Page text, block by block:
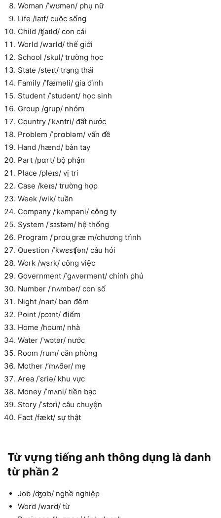
Woman /ˈwʊmən/ phụ nữ
Life /laɪf/ cuộc sống
Child /ʧaɪld/ con cái
World /wɜrld/ thế giới
School /skul/ trường học
State /steɪt/ trạng thái
Family /ˈfæməli/ gia đình
Student /ˈstudənt/ học sinh
Group /grup/ nhóm
Country /ˈkʌntri/ đất nước
Problem /ˈprɑbləm/ vấn đề
Hand /hænd/ bàn tay
Part /pɑrt/ bộ phận
Place /pleɪs/ vị trí
Case /keɪs/ trường hợp
Week /wik/ tuần
Company /’kʌmpəni/ công ty
System /ˈsɪstəm/ hệ thống
Program /ˈproʊˌgræ m/chương trình
Question /ˈkwɛsʧən/ câu hỏi
Work /wɜrk/ công việc
Government /ˈgʌvərmənt/ chính phủ
Number /ˈnʌmbər/ con số
Night /naɪt/ ban đêm
Point /pɔɪnt/ điểm
Home /hoʊm/ nhà
Water /ˈwɔtər/ nước
Room /rum/ căn phòng
Mother /’mʌðər/ mẹ
Area /ˈɛriə/ khu vực
Money /ˈmʌni/ tiền bạc
Story /ˈstɔri/ câu chuyện
Fact /fækt/ sự thật
Từ vựng tiếng anh thông dụng là danh
từ phần 2
Job /ʤɑb/ nghề nghiệp
Word /wɜrd/ từ